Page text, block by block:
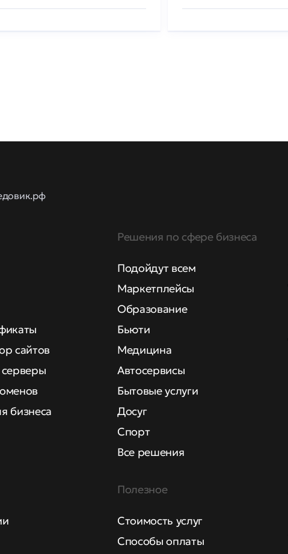
сайтов
серверы
бизнеса
Решения по сфере бизнеса
Подойдут всем
Маркетплейсы
Образование
Бьюти
Медицина
Автосервисы
Бытовые услуги
Досуг
Спорт
Все решения
Полезное
Стоимость услуг
Способы оплаты